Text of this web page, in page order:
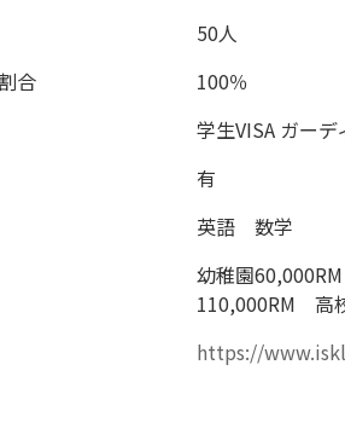
50人
合
100％
学生VISA ガーデ
有
英語 数学
幼稚園
110,000RM 高
https://